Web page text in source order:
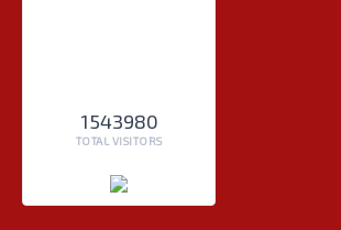
1543980
TOTAL VISITORS